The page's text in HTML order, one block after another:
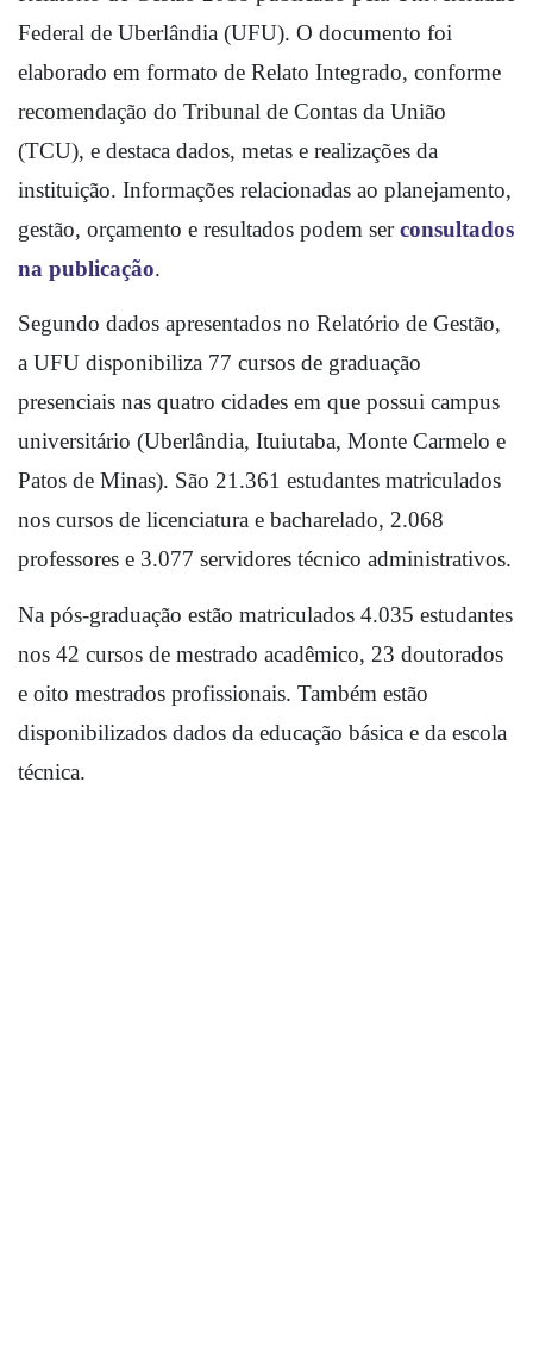
Federal de Uberlândia (UFU). O documento foi
elaborado em formato de Relato Integrado, conforme
recomendação do Tribunal de Contas da União
(TCU), e destaca dados, metas e realizações da
instituição. Informações relacionadas ao planejamento,
gestão, orçamento e resultados podem ser consultados
na publicação.
Segundo dados apresentados no Relatório de Gestão,
a UFU disponibiliza 77 cursos de graduação
presenciais nas quatro cidades em que possui campus
universitário (Uberlândia, Ituiutaba, Monte Carmelo e
Patos de Minas). São 21.361 estudantes matriculados
nos cursos de licenciatura e bacharelado, 2.068
professores e 3.077 servidores técnico administrativos.
Na pós-graduação estão matriculados 4.035 estudantes
nos 42 cursos de mestrado acadêmico, 23 doutorados
e oito mestrados profissionais. Também estão
disponibilizados dados da educação básica e da escola
técnica.